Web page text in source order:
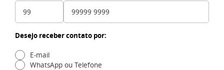
Desejo receber contato por:
E-mail
WhatsApp ou Telefone